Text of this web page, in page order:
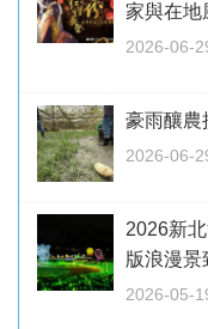
家與在地
2026-06-
豪雨釀
2026-06-
2026新
版浪漫景
2026-05-